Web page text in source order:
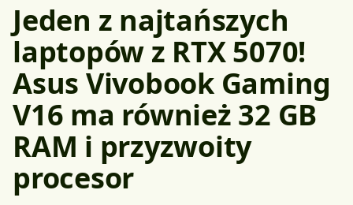
Jeden z najtańszych
laptopów z RTX 5070!
Asus Vivobook Gaming
V16 ma również 32 GB
RAM i przyzwoity
procesor